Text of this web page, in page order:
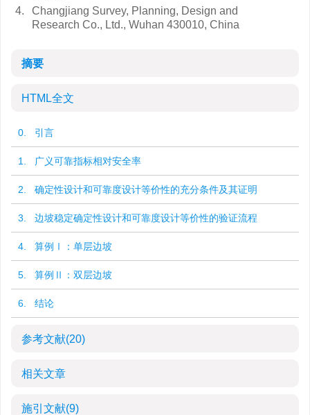
4.
Changjiang Survey, Planning, Design and
Research Co., Ltd., Wuhan 430010, China
摘要
HTML全文
0. 引言
1. 广义可靠指标相对安全率
2. 确定性设计和可靠度设计等价性的充分条件及其证明
3. 边坡稳定确定性设计和可靠度设计等价性的验证流程
4. 算例Ⅰ：单层边坡
5. 算例Ⅱ：双层边坡
6. 结论
参考文献(20)
相关文章
施引文献(9)